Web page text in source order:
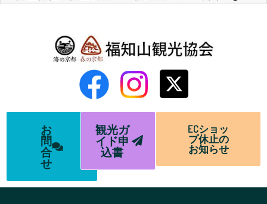
お
問
合
せ
観光ガ
イド申
込書
ECショッ
プ休止の
お知らせ